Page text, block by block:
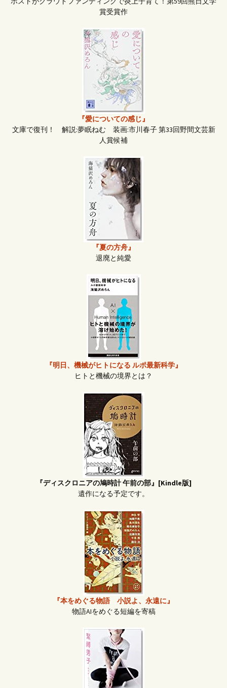
賞受賞作
『愛についての感じ』
文庫で復刊！ 解説:夢眠ねむ 装画:市川春子 第33回野間文芸新
人賞候補
『夏の方舟』
退廃と純愛
『明日、機械がヒトになる ルポ最新科学』
ヒトと機械の境界とは？
『ディスクロニアの鳩時計 午前の部』[Kindle版]
遺作になる予定です。
『本をめぐる物語 小説よ、永遠に』
物語AIをめぐる短編を寄稿